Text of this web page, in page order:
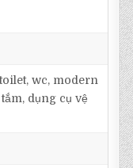
wc, modern
dụng cụ vệ